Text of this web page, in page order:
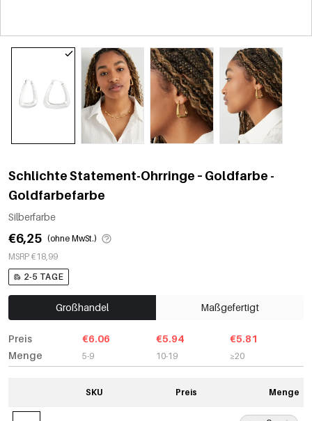
Schlichte Statement-Ohrringe – Goldfarbe -
Goldfarbefarbe
Silberfarbe
€6,25 (ohne MwSt.)
MSRP €18,99
2-5 TAGE
Großhandel Maßgefertigt
Preis
Menge
€6.06
5-9
€5.94
10-19
€5.81
≥20
SKU Preis Menge